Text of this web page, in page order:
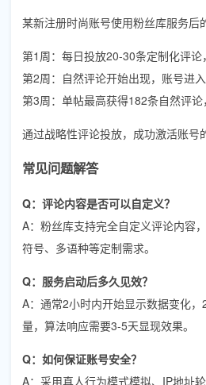
某新注册时尚账号使用粉丝库服务后
第1周：每日投放20-30条定制化评
第2周：自然评论开始出现，账号进
第3周：单帖最高获得182条自然评
通过战略性评论投放，成功激活账号
常见问题解答
Q：评论内容是否可以自定义？
A：粉丝库支持完全自定义评论内容
符号、多语种等定制需求。
Q：服务启动后多久见效？
A：通常2小时内开始显示数据变化
量，算法响应需要3-5天显现效果。
Q：如何保证账号安全？
A：采用真人行为模式模拟、IP地址